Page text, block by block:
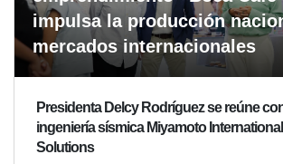
impulsa la producción
mercados internacionales
Presidenta Delcy Rodríguez se reúne
ingeniería sísmica Miyamoto International
Solutions